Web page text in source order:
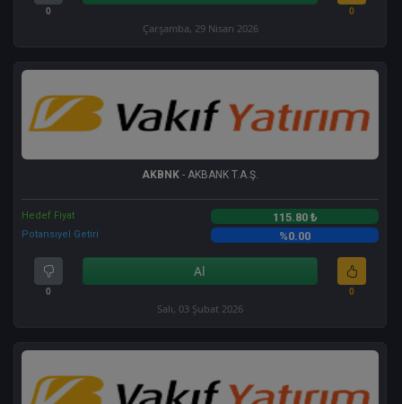
0 0
Çarşamba, 29 Nisan 2026
AKBNK - AKBANK T.A.Ş.
Hedef Fiyat 115.80 ₺
Potansiyel Getiri %0.00
0
Al
0
Salı, 03 Şubat 2026